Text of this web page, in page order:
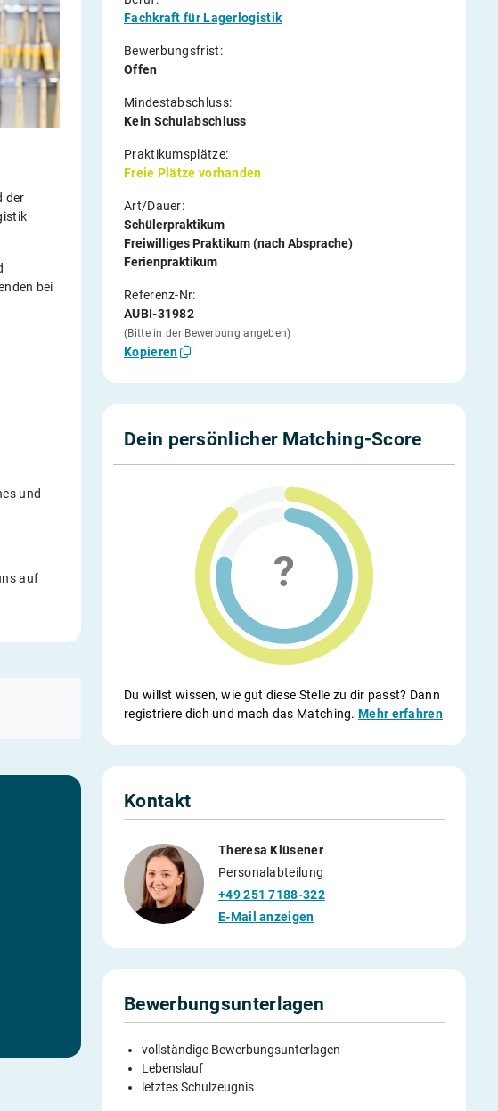
der
bei
und
auf
Fachkraft für Lagerlogistik
Bewerbungsfrist:
Offen
Mindestabschluss:
Kein Schulabschluss
Praktikumsplätze:
Freie Plätze vorhanden
Art/Dauer:
Schülerpraktikum
Freiwilliges Praktikum (nach Absprache)
Ferienpraktikum
Referenz-Nr:
AUBI-31982
(Bitte in der Bewerbung angeben)
Kopieren
Dein persönlicher Matching-Score
Du willst wissen, wie gut diese Stelle zu dir passt? Dann
registriere dich und mach das Matching.Mehr erfahren
Kontakt
Theresa Klüsener
Personalabteilung
+49 251 7188-322
E-Mail anzeigen
Bewerbungsunterlagen
vollständige Bewerbungsunterlagen
Lebenslauf
letztes Schulzeugnis